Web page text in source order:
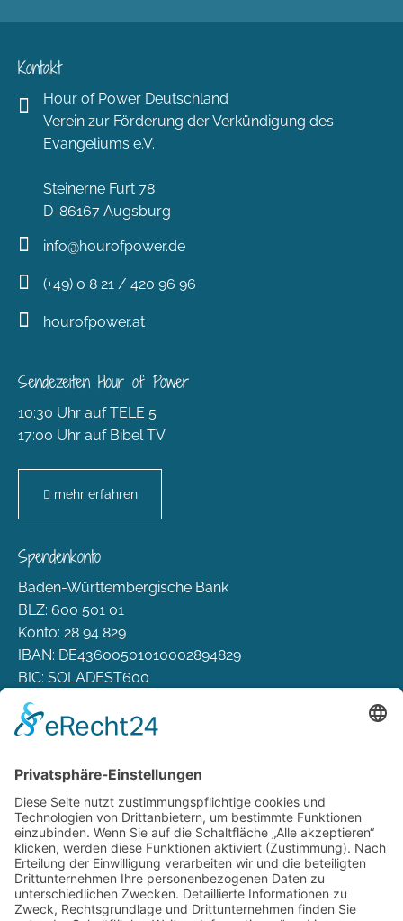
Kontakt
Hour of Power Deutschland
Verein zur Förderung der Verkündigung des
Evangeliums e.V.
Steinerne Furt 78
D-86167 Augsburg
info@hourofpower.de
(+49) 0 8 21 / 420 96 96
hourofpower.at
Sendezeiten Hour of Power
10:30 Uhr auf TELE 5
17:00 Uhr auf Bibel TV
mehr erfahren
Spendenkonto
Baden-Württembergische Bank
BLZ: 600 501 01
Konto: 28 94 829
IBAN: DE43600501010002894829
BIC: SOLADEST600
Rechtliches
Versand & Lieferung
Widerrufsbelehrung
AGB
Datenschutz